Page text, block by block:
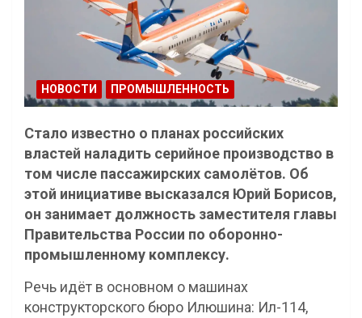
НОВОСТИ ПРОМЫШЛЕННОСТЬ
Стало известно о планах российских
властей наладить серийное производство в
том числе пассажирских самолётов. Об
этой инициативе высказался Юрий Борисов,
он занимает должность заместителя главы
Правительства России по оборонно-
промышленному комплексу.
Речь идёт в основном о машинах
конструкторского бюро Илюшина: Ил-114,